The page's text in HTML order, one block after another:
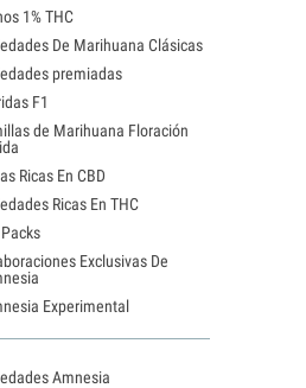
1% THC
De Marihuana Clásicas
premiadas
F1
de Marihuana Floración
Ricas En CBD
Ricas En THC
Exclusivas De
Experimental
Amnesia